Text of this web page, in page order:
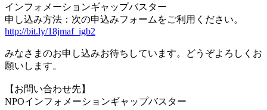
インフォメーションギャップバスター
申し込み方法：次の申込みフォームをご利用ください。
http://bit.ly/18jmaf_igb2
みなさまのお申し込みお待ちしています。どうぞよろしくお
願いします。
【お問い合わせ先】
NPOインフォメーションギャップバスター